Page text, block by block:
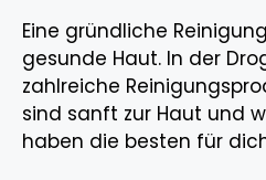
Eine gründliche
gesunde Haut. In der
zahlreiche
sind sanft zur Haut und
haben die besten für